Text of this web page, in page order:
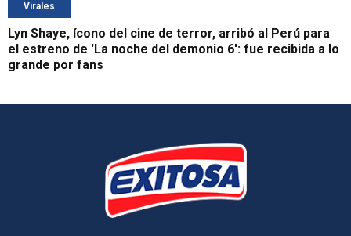
Virales
Lyn Shaye, ícono del cine de terror, arribó al Perú para
el estreno de 'La noche del demonio 6': fue recibida a lo
grande por fans